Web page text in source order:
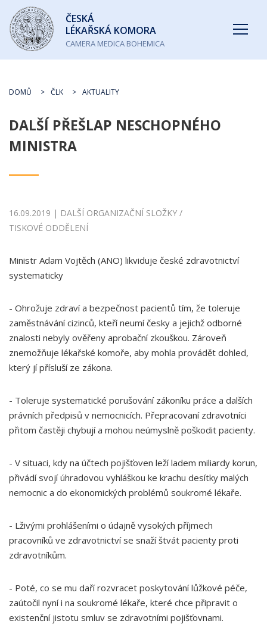
Česká
lékařská
komora
ČESKÁ
LÉKAŘSKÁ KOMORA
CAMERA MEDICA BOHEMICA
DOMŮ ČLK AKTUALITY
DALŠÍ PŘEŠLAP NESCHOPNÉHO
MINISTRA
16.09.2019 | DALŠÍ ORGANIZAČNÍ SLOŽKY /
TISKOVÉ ODDĚLENÍ
Ministr Adam Vojtěch (ANO) likviduje české zdravotnictví
systematicky
- Ohrožuje zdraví a bezpečnost pacientů tím, že toleruje
zaměstnávání cizinců, kteří neumí česky a jejichž odborné
znalosti nebyly ověřeny aprobační zkouškou. Zároveň
znemožňuje lékařské komoře, aby mohla provádět dohled,
který jí přísluší ze zákona.
- Toleruje systematické porušování zákoníku práce a dalších
právních předpisů v nemocnicích. Přepracovaní zdravotníci
přitom častěji chybují a mohou neúmyslně poškodit pacienty.
- V situaci, kdy na účtech pojišťoven leží ladem miliardy korun,
přivádí svojí úhradovou vyhláškou ke krachu desítky malých
nemocnic a do ekonomických problémů soukromé lékaře.
- Lživými prohlášeními o údajně vysokých příjmech
pracovníků ve zdravotnictví se snaží štvát pacienty proti
zdravotníkům.
- Poté, co se mu daří rozvracet poskytování lůžkové péče,
zaútočil nyní i na soukromé lékaře, které chce připravit o
existenční jistotu smluv se zdravotními pojišťovnami.